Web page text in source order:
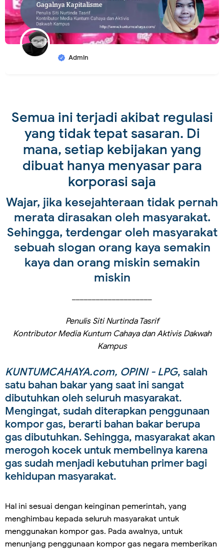
Admin
Semua ini terjadi akibat regulasi
yang tidak tepat sasaran. Di
mana, setiap kebijakan yang
dibuat hanya menyasar para
korporasi saja
Wajar, jika kesejahteraan tidak pernah
merata dirasakan oleh masyarakat.
Sehingga, terdengar oleh masyarakat
sebuah slogan orang kaya semakin
kaya dan orang miskin semakin
miskin
Penulis Siti Nurtinda Tasrif
Kontributor Media Kuntum Cahaya dan Aktivis Dakwah
Kampus
KUNTUMCAHAYA.com, OPINI - LPG, salah
satu bahan bakar yang saat ini sangat
dibutuhkan oleh seluruh masyarakat.
Mengingat, sudah diterapkan penggunaan
kompor gas, berarti bahan bakar berupa
gas dibutuhkan. Sehingga, masyarakat akan
merogoh kocek untuk membelinya karena
gas sudah menjadi kebutuhan primer bagi
kehidupan masyarakat.
Hal ini sesuai dengan keinginan pemerintah, yang
menghimbau kepada seluruh masyarakat untuk
menggunakan kompor gas. Pada awalnya, untuk
menunjang penggunaan kompor gas negara memberikan